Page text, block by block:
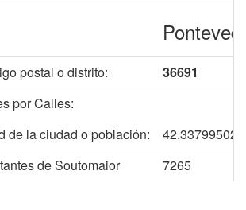
postal o distrito:
36691
por Calles:
de la ciudad o población:
de Soutomaior
7265